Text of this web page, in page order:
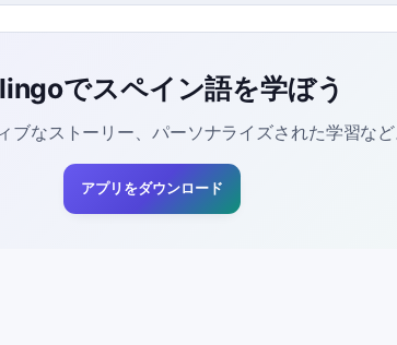
でスペイン語を学ぼう
ブなストーリー、パーソナライズされた学習な
アプリをダウンロード